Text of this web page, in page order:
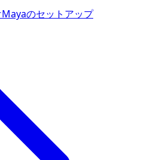
のセットアップ